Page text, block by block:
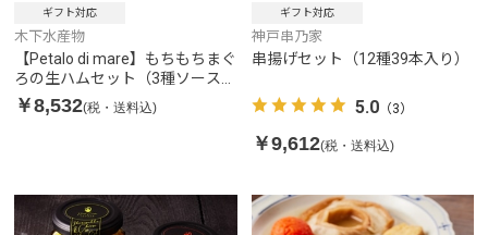
ギフト対応
木下水産物
【Petalo di mare】もちもちまぐ
ろの生ハムセット（3種ソース付
き）
￥8,532(税・送料込)
ギフト対応
神戸串乃家
串揚げセット（12種39本入り）
5.0（3）
￥9,612(税・送料込)